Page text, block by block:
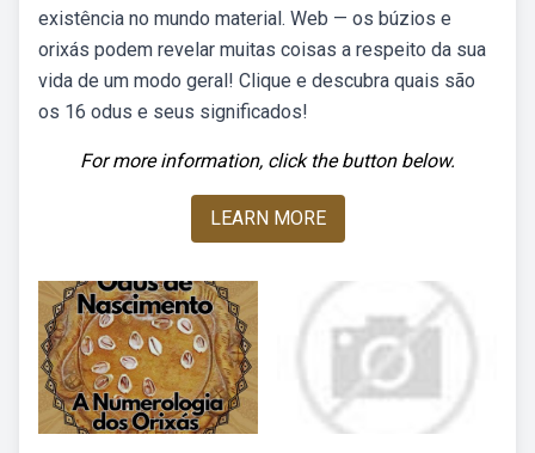
existência no mundo material. Web — os búzios e
orixás podem revelar muitas coisas a respeito da sua
vida de um modo geral! Clique e descubra quais são
os 16 odus e seus significados!
For more information, click the button below.
LEARN MORE